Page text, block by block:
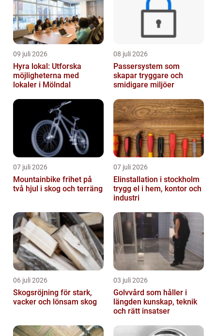
09 juli 2026
Hyra lokal: Utforska
möjligheterna med
lokaler i Mölndal
08 juli 2026
Passersystem som
skapar tryggare och
smidigare miljöer
07 juli 2026
Mountainbike frihet på
två hjul i skog och terräng
07 juli 2026
Elinstallation i stockholm
trygg el i hem, kontor och
industri
06 juli 2026
Skogsröjning för stark,
vacker och lönsam skog
03 juli 2026
Golvvård som håller i
längden kunskap, teknik
och rätt insatser